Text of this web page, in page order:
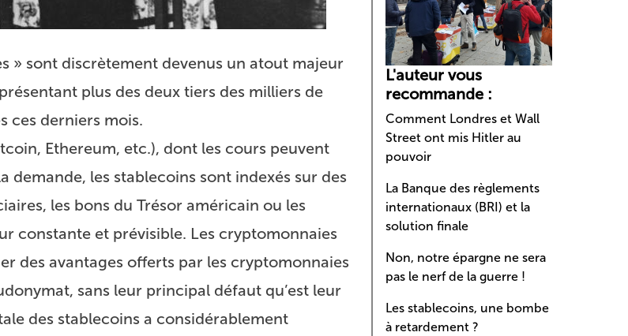
» sont discrètement devenus un atout majeur
plus des deux tiers des milliers de
ces derniers mois.
Ethereum, etc.), dont les cours peuvent
les stablecoins sont indexés sur des
les bons du Trésor américain ou les
constante et prévisible. Les cryptomonnaies
des avantages offerts par les cryptomonnaies
sans leur principal défaut qu’est leur
des stablecoins a considérablement
L'auteur vous
recommande :
Comment Londres et Wall
Street ont mis Hitler au
pouvoir
La Banque des règlements
internationaux (BRI) et la
solution finale
Non, notre épargne ne sera
pas le nerf de la guerre !
Les stablecoins, une bombe
à retardement ?